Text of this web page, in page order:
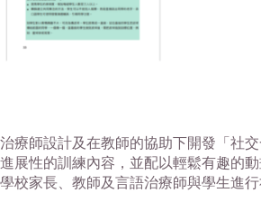
療師設計及在教師的協助下開發「社
展性的訓練內容，並配以輕鬆有趣的
家長、教師及言語治療師與學生進行